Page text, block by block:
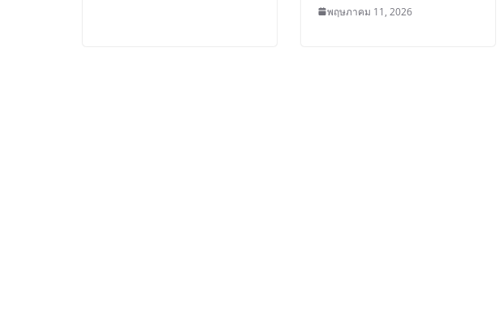
พฤษภาคม 11, 2026